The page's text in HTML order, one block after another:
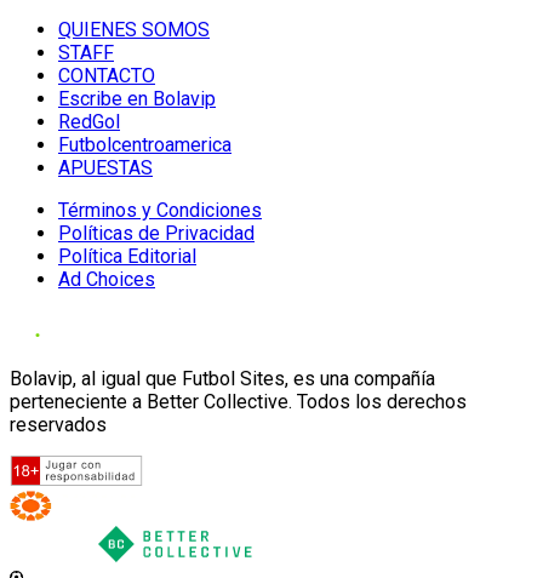
QUIENES SOMOS
STAFF
CONTACTO
Escribe en Bolavip
RedGol
Futbolcentroamerica
APUESTAS
Términos y Condiciones
Políticas de Privacidad
Política Editorial
Ad Choices
Bolavip, al igual que Futbol Sites, es una compañía
perteneciente a Better Collective. Todos los derechos
reservados